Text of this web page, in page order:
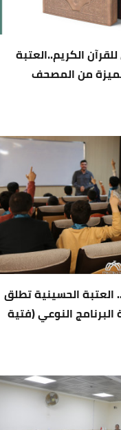
الكريم..العتبة
من المصحف
العتبة الحسينية تطلق
النوعي (فتية